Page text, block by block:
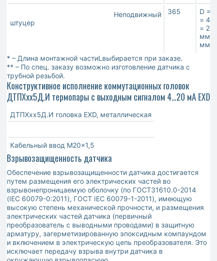
Неподвижный
штуцер
365
D =
=
=
ммS
мм
* – Длина монтажной частиLвыбирается при заказе.
** – По спец. заказу возможно изготовление датчика с
трубной резьбой.
Конструктивное исполнение коммутационных головок
ДТПХхх5Д.И термопары с выходным сигналом 4…20 мА EXD
ДТПХхх5Д.И головка EХD, металлическая
Кабельный ввод М20×1,5
Взрывозащищенность датчика
Обеспечение взрывозащищенности датчика достигается
путем размещения его электрических частей во
взрывонепроницаемую оболочку (по ГОСТ31610.0-2014
(IEC 60079-0:2011), ГОСТ IEC 60079-1-2011), имеющую
высокую степень механической прочности, и размещения
электрических частей датчика (первичный
преобразователь с выводными проводами) в защитную
арматуру, загерметизированную эпоксидным компаундом
и включением в электрическую цепь преобразователя. Это
исключает передачу взрыва внутри датчика в